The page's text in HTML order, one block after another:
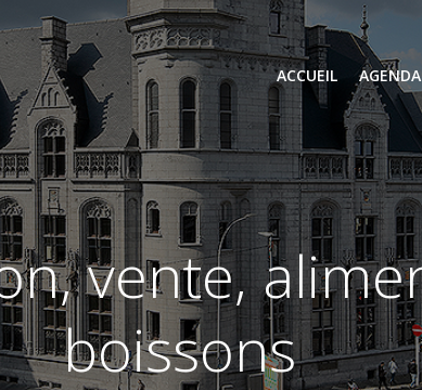
ACCUEIL AGENDA
boissons